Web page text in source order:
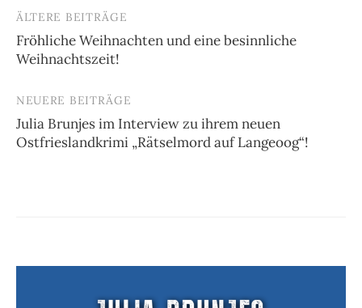
Beitragsnavigation
ÄLTERE BEITRÄGE
Fröhliche Weihnachten und eine besinnliche
Weihnachtszeit!
NEUERE BEITRÄGE
Julia Brunjes im Interview zu ihrem neuen
Ostfrieslandkrimi „Rätselmord auf Langeoog“!